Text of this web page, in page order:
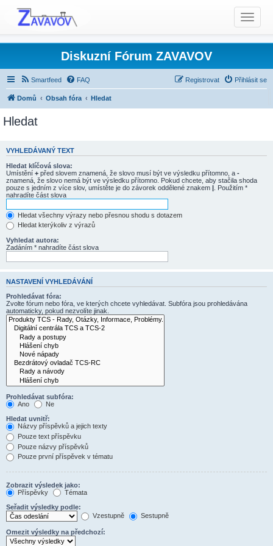
T
o
g
l
e
n
a
i
o
Diskuzní Fórum ZAVAVOV
Smartfeed FAQ Přihlásit se
Registrovat
Domů Obsah fóra Hledat
Hledat
VYHLEDÁVANÝ TEXT
Hledat klíčová slova:
Umístění + před slovem znamená, že slovo musí být ve výsledku přítomno, a -
znamená, že slovo nemá být ve výsledku přítomno. Pokud chcete, aby stačila shoda
pouze s jedním z více slov, umístěte je do závorek oddělené znakem | . Použitím *
nahradíte část slova
Hledat všechny výrazy nebo přesnou shodu s dotazem
Hledat kterýkoliv z výrazů
Vyhledat autora:
Zadáním * nahradíte část slova
NASTAVENÍ VYHLEDÁVÁNÍ
Prohledávat fóra:
Zvolte fórum nebo fóra, ve kterých chcete vyhledávat. Subfóra jsou prohledávána
automaticky, pokud nezvolíte jinak.
Prohledávat subfóra:
Ano
Ne
Hledat uvnitř:
Názvy příspěvků a jejich texty
Pouze text příspěvku
Pouze názvy příspěvků
Pouze první příspěvek v tématu
Zobrazit výsledek jako:
Příspěvky
Témata
Seřadit výsledky podle:
Vzestupně
Sestupně
Omezit výsledky na předchozí: